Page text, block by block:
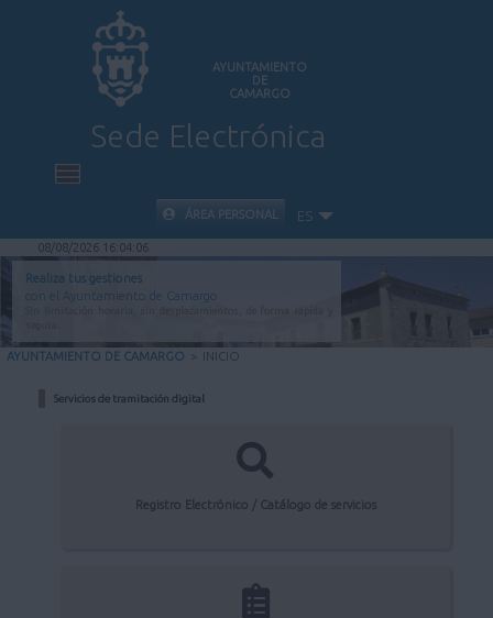
AYUNTAMIENTO
DE
CAMARGO
Sede Electrónica
INICIO
INFORMACIÓN PÚBLICA
CARPETA CIUDADANA
AYUDA
ÁREA PERSONAL ES
08/08/2026 16:04:06
Realiza tus gestiones
con el Ayuntamiento de Camargo
AYUNTAMIENTO DE CAMARGO > INICIO
Servicios de tramitación digital
Registro Electrónico / Catálogo de servicios